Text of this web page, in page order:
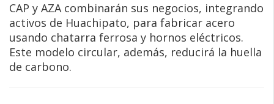
CAP y AZA combinarán sus negocios, integrando
activos de Huachipato, para fabricar acero
usando chatarra ferrosa y hornos eléctricos.
Este modelo circular, además, reducirá la huella
de carbono.